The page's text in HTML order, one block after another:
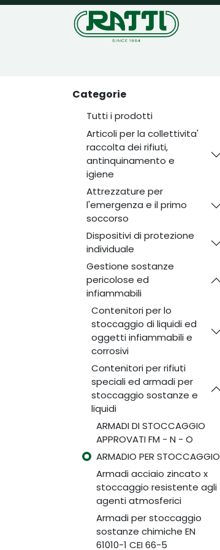
Categorie
Tutti i prodotti
Articoli per la collettivita'
raccolta dei rifiuti,
antinquinamento e
igiene
Attrezzature per
l'emergenza e il primo
soccorso
Dispositivi di protezione
individuale
Gestione sostanze
pericolose ed
infiammabili
Contenitori per lo
stoccaggio di liquidi ed
oggetti infiammabili e
corrosivi
Contenitori per rifiuti
speciali ed armadi per
stoccaggio sostanze e
liquidi
ARMADI DI STOCCAGGIO
APPROVATI FM - N - O
ARMADIO PER STOCCAGGIO
Armadi acciaio zincato x
stoccaggio resistente agli
agenti atmosferici
Armadi per stoccaggio
sostanze chimiche EN
61010-1 CEI 66-5